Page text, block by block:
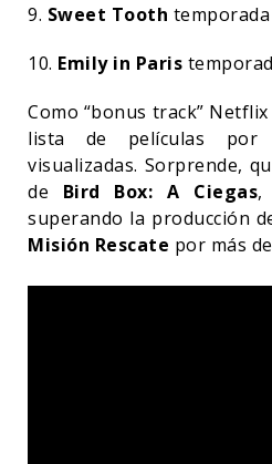
9. Sweet Tooth
10. Emily in Paris
Como “bonus track”
lista de películas por
visualizadas. Sorprende,
de Bird Box: A Ciegas,
superando la producción
Misión Rescate por más